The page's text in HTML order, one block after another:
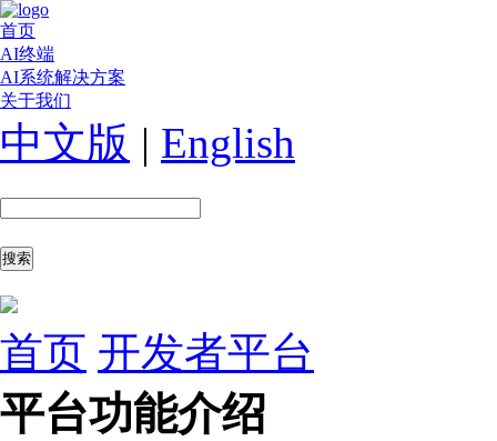
首页
AI终端
AI系统解决方案
关于我们
中文版 | English
首页 开发者平台
平台功能介绍